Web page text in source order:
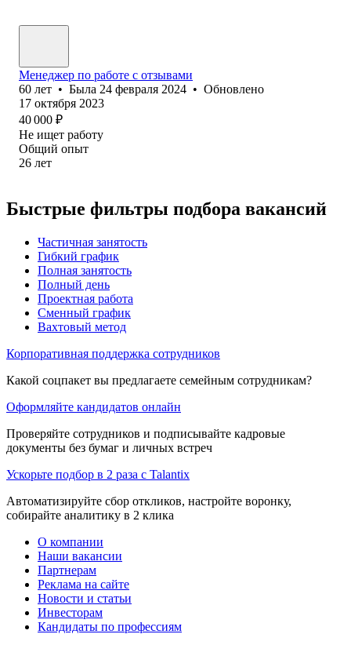
Менеджер по работе с отзывами
60 лет • Была 24 февраля 2024 • Обновлено
17 октября 2023
40 000 ₽
Не ищет работу
Общий опыт
26 лет
Быстрые фильтры подбора вакансий
Частичная занятость
Гибкий график
Полная занятость
Полный день
Проектная работа
Сменный график
Вахтовый метод
Корпоративная поддержка сотрудников
Какой соцпакет вы предлагаете семейным сотрудникам?
Оформляйте кандидатов онлайн
Проверяйте сотрудников и подписывайте кадровые
документы без бумаг и личных встреч
Ускорьте подбор в 2 раза с Talantix
Автоматизируйте сбор откликов, настройте воронку,
собирайте аналитику в 2 клика
О компании
Наши вакансии
Партнерам
Реклама на сайте
Новости и статьи
Инвесторам
Кандидаты по профессиям